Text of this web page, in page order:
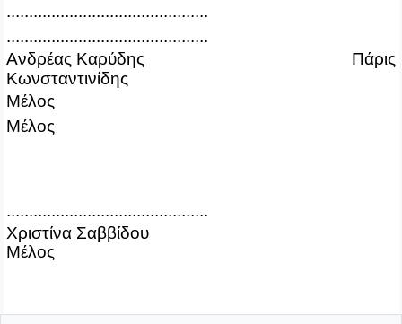
.............................................
.............................................
Ανδρέας Καρύδης Πάρις
Κωνσταντινίδης
Μέλος
Μέλος
.............................................
Χριστίνα Σαββίδου
Μέλος